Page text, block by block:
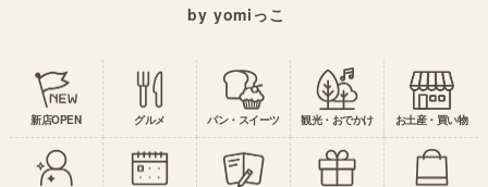
by yomiっこ
新店OPEN グルメ パン・スイーツ 観光・おでかけ お土産・買い物